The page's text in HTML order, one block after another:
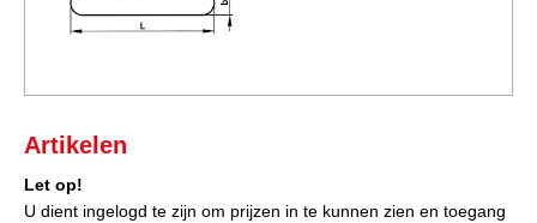
Artikelen
Let op!
U dient ingelogd te zijn om prijzen in te kunnen zien en toegang